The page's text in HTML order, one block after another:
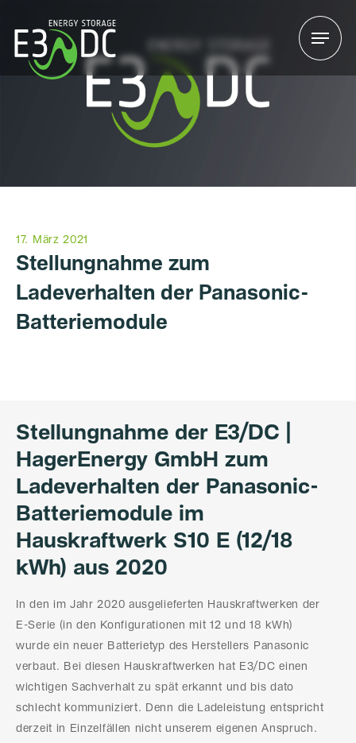
Menu
17. März 2021
Stellungnahme zum
Ladeverhalten der Panasonic-
Batteriemodule
Stellungnahme der E3/DC |
HagerEnergy GmbH zum
Ladeverhalten der Panasonic-
Batteriemodule im
Hauskraftwerk S10 E (12/18
kWh) aus 2020
In den im Jahr 2020 ausgelieferten Hauskraftwerken der
E-Serie (in den Konfigurationen mit 12 und 18 kWh)
wurde ein neuer Batterietyp des Herstellers Panasonic
verbaut. Bei diesen Hauskraftwerken hat E3/DC einen
wichtigen Sachverhalt zu spät erkannt und bis dato
schlecht kommuniziert. Denn die Ladeleistung entspricht
derzeit in Einzelfällen nicht unserem eigenen Anspruch.